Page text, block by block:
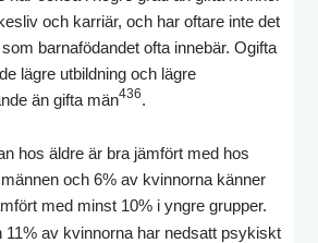
och karriär, och har oftare inte det
barnafödandet ofta innebär. Ogifta
lägre utbildning och lägre
än gifta män436.
hos äldre är bra jämfört med hos
och 6% av kvinnorna känner
med minst 10% i yngre grupper.
11% av kvinnorna har nedsatt psykiskt